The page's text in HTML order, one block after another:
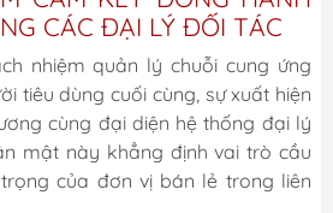
CÁC ĐẠI LÝ ĐỐI TÁC
nhiệm quản lý chuỗi cung ứng
tiêu dùng cuối cùng, sự xuất hiện
cùng đại diện hệ thống đại lý
mật này khẳng định vai trò cầu
của đơn vị bán lẻ trong liên